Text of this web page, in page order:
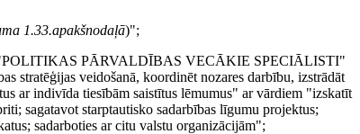
1.33.apakšnodaļā)";
"POLITIKAS PĀRVALDĪBAS VECĀKIE SPECIĀLISTI"
stratēģijas veidošanā, koordinēt nozares darbību, izstrādāt
ar indivīda tiesībām saistītus lēmumus" ar vārdiem "izskatīt
sagatavot starptautisko sadarbības līgumu projektus;
sadarboties ar citu valstu organizācijām";